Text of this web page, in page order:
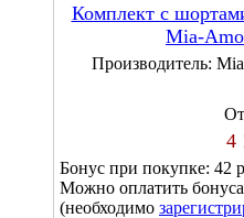
Комплект с
Mia-
Производитель:
4
Бонус при покупке: 42
Можно оплатить
(необходимо